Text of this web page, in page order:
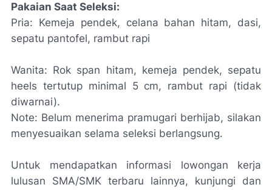
Pakaian Saat Seleksi:
Pria: Kemeja pendek, celana bahan hitam, dasi,
sepatu pantofel, rambut rapi
Wanita: Rok span hitam, kemeja pendek, sepatu
heels tertutup minimal 5 cm, rambut rapi (tidak
diwarnai).
Note: Belum menerima pramugari berhijab, silakan
menyesuaikan selama seleksi berlangsung.
Untuk mendapatkan informasi lowongan kerja
lulusan SMA/SMK terbaru lainnya, kunjungi dan